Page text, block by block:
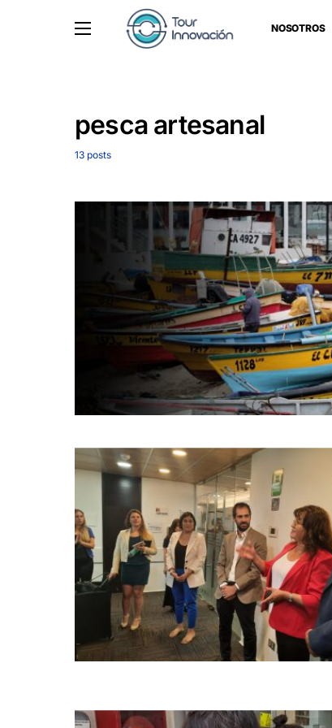
NOSOTROS
pesca artesanal
13 posts